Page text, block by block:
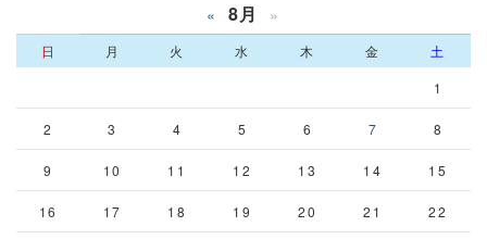
« 8月 »
日 月 火 水 木 金
土
1
2 3 4 5 6 7 8
9 10 11 12 13 14 15
16 17 18 19 20 21 22